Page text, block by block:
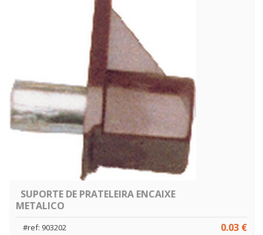
SUPORTE DE PRATELEIRA ENCAIXE
METALICO
0.03 €
#ref: 903202